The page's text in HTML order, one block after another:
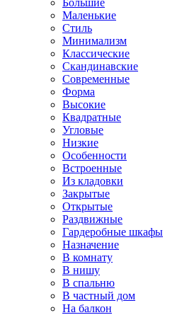
Большие
Маленькие
Стиль
Минимализм
Классические
Скандинавские
Современные
Форма
Высокие
Квадратные
Угловые
Низкие
Особенности
Встроенные
Из кладовки
Закрытые
Открытые
Раздвижные
Гардеробные шкафы
Назначение
В комнату
В нишу
В спальню
В частный дом
На балкон